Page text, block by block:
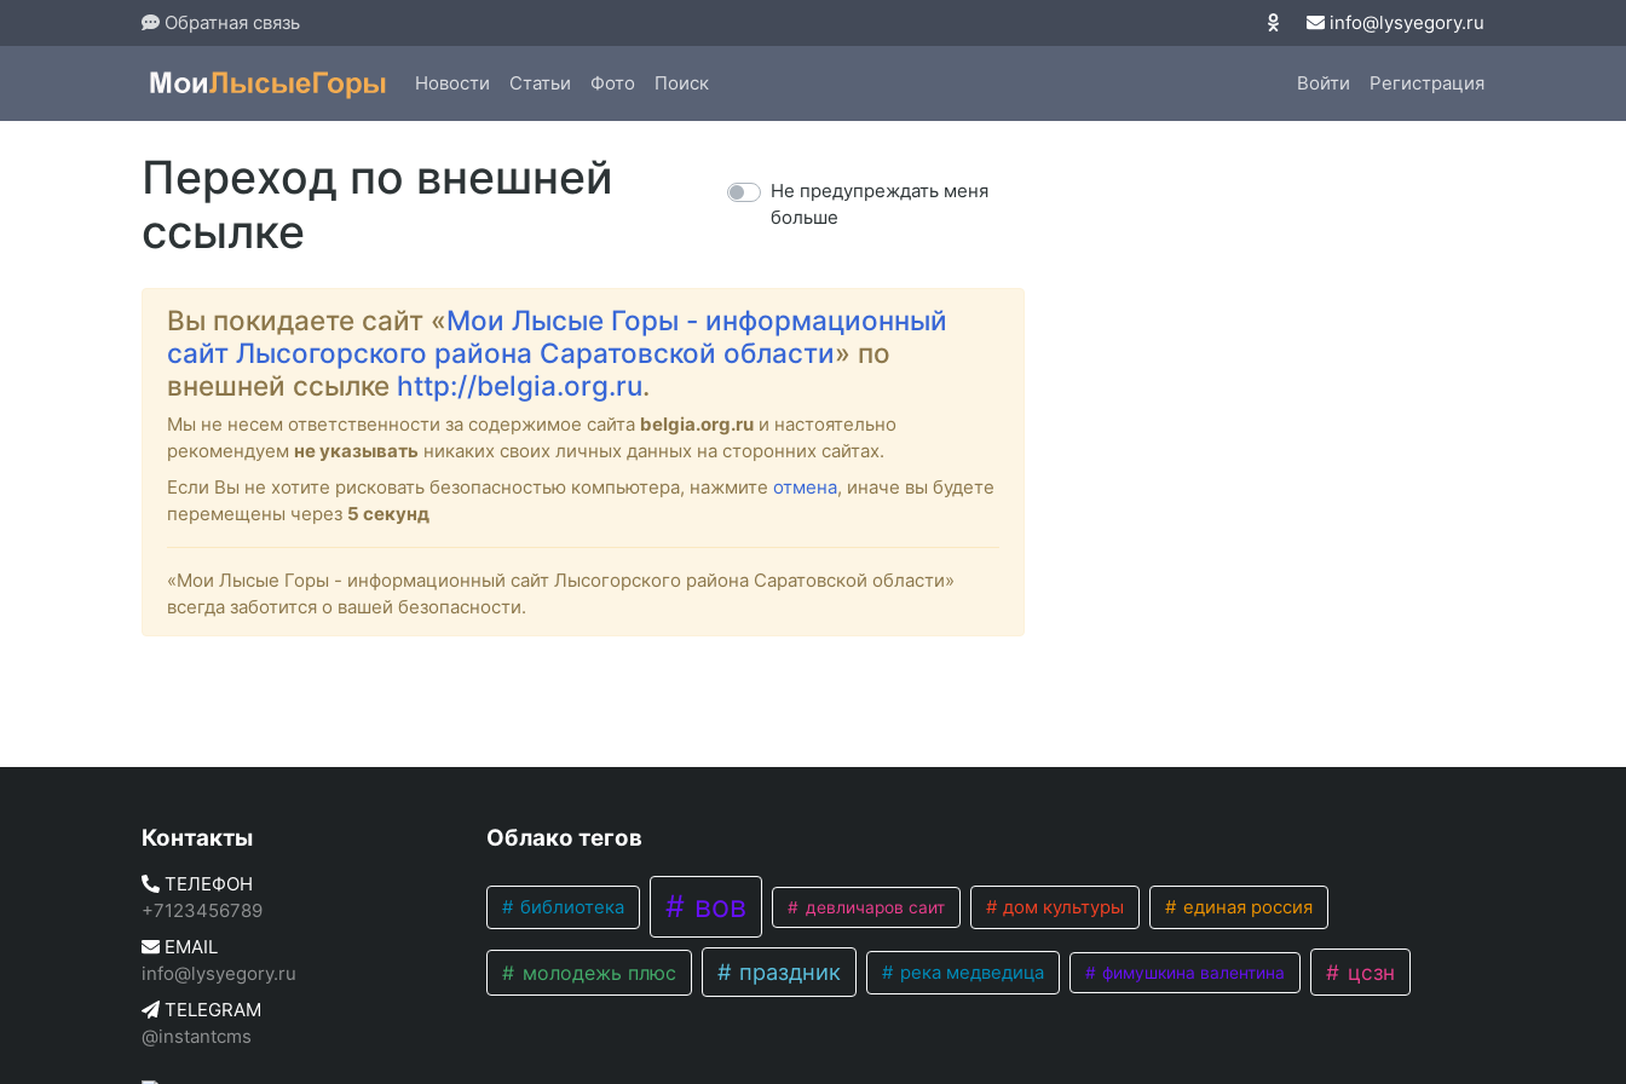
Обратная связь info@lysyegory.ru
Новости Статьи Фото Поиск Войти Регистрация
Переход по внешней
ссылке
Не предупреждать меня
больше
Вы покидаете сайт «Мои Лысые Горы - информационный
сайт Лысогорского района Саратовской области» по
внешней ссылке http://belgia.org.ru.
Мы не несем ответственности за содержимое сайта belgia.org.ru и настоятельно
рекомендуем не указывать никаких своих личных данных на сторонних сайтах.
Если Вы не хотите рисковать безопасностью компьютера, нажмите отмена, иначе вы будете
перемещены через 4 секунд
«Мои Лысые Горы - информационный сайт Лысогорского района Саратовской области»
всегда заботится о вашей безопасности.
Контакты
ТЕЛЕФОН
+7123456789
EMAIL
info@lysyegory.ru
TELEGRAM
@instantcms
Облако тегов
библиотека вов девличаров саит дом культуры единая россия
молодежь плюс праздник река медведица фимушкина валентина цсзн